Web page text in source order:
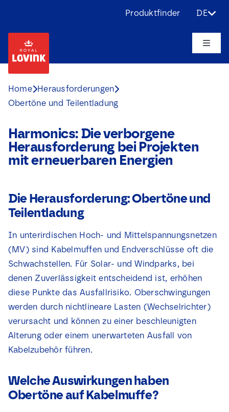
content
Produktfinder DE
Toggle
Produkte
Anwendungen
Projekte
Nachrichten
Kontakt
Home Herausforderungen
Obertöne und Teilentladung
Harmonics: Die verborgene
Herausforderung bei Projekten
mit erneuerbaren Energien
Die Herausforderung: Obertöne und
Teilentladung
In unterirdischen Hoch- und Mittelspannungsnetzen
(MV) sind Kabelmuffen und Endverschlüsse oft die
Schwachstellen. Für Solar- und Windparks, bei
denen Zuverlässigkeit entscheidend ist, erhöhen
diese Punkte das Ausfallrisiko. Oberschwingungen
werden durch nichtlineare Lasten (Wechselrichter)
verursacht und können zu einer beschleunigten
Alterung oder einem unerwarteten Ausfall von
Kabelzubehör führen.
Welche Auswirkungen haben
Obertöne auf Kabelmuffe?